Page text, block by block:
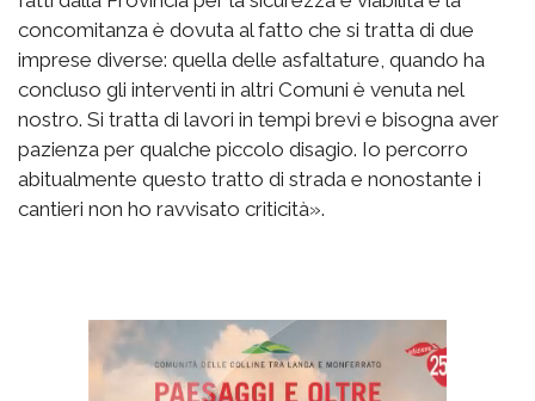
concomitanza è dovuta al fatto che si tratta di due
imprese diverse: quella delle asfaltature, quando ha
concluso gli interventi in altri Comuni è venuta nel
nostro. Si tratta di lavori in tempi brevi e bisogna aver
pazienza per qualche piccolo disagio. Io percorro
abitualmente questo tratto di strada e nonostante i
cantieri non ho ravvisato criticità».